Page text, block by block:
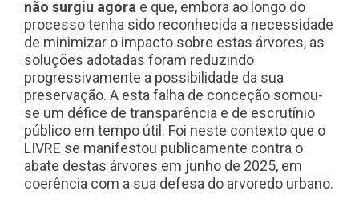
não surgiu agora e que, embora ao longo do
processo tenha sido reconhecida a necessidade
de minimizar o impacto sobre estas árvores, as
soluções adotadas foram reduzindo
progressivamente a possibilidade da sua
preservação. A esta falha de conceção somou-
se um défice de transparência e de escrutínio
público em tempo útil. Foi neste contexto que o
LIVRE se manifestou publicamente contra o
abate destas árvores em junho de 2025, em
coerência com a sua defesa do arvoredo urbano.